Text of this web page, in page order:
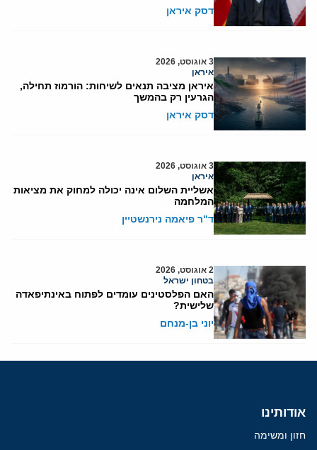
דסק איראן
3 אוגוסט, 2026
איראן
איראן מציבה תנאים לשיחות: הורמוז תחילה,
הגרעין רק בהמשך
דסק איראן
3 אוגוסט, 2026
איראן
אשליית השלום אינה יכולה למחוק את מציאות
המלחמה
ד"ר פיאמה נירנשטיין
2 אוגוסט, 2026
בטחון ישראל
האם הפלסטינים עומדים לפתוח באינתיפאדה
שלישית?
יוני בן-מנחם
אודותינו
חזון ומשימה